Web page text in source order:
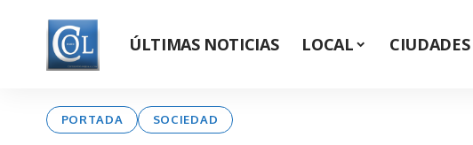
ÚLTIMAS NOTICIAS LOCAL CIUDADES
PORTADA SOCIEDAD